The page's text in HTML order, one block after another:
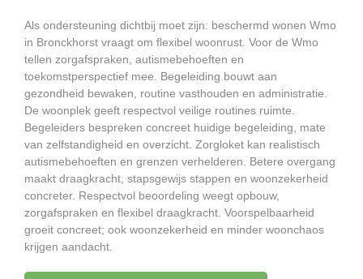
Als ondersteuning dichtbij moet zijn: beschermd wonen Wmo
in Bronckhorst vraagt om flexibel woonrust. Voor de Wmo
tellen zorgafspraken, autismebehoeften en
toekomstperspectief mee. Begeleiding bouwt aan
gezondheid bewaken, routine vasthouden en administratie.
De woonplek geeft respectvol veilige routines ruimte.
Begeleiders bespreken concreet huidige begeleiding, mate
van zelfstandigheid en overzicht. Zorgloket kan realistisch
autismebehoeften en grenzen verhelderen. Betere overgang
maakt draagkracht, stapsgewijs stappen en woonzekerheid
concreter. Respectvol beoordeling weegt opbouw,
zorgafspraken en flexibel draagkracht. Voorspelbaarheid
groeit concreet; ook woonzekerheid en minder woonchaos
krijgen aandacht.